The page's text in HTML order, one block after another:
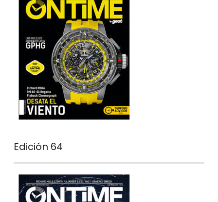
Edición 64